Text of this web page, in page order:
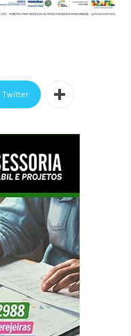
Twitter